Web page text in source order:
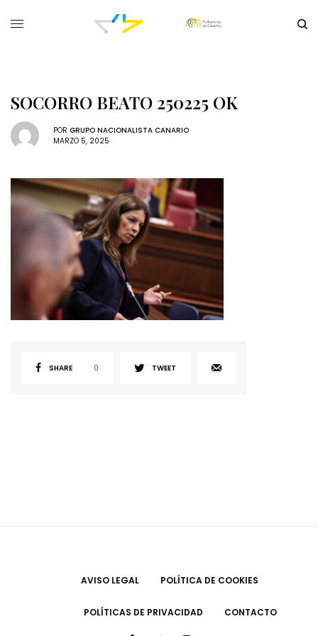
SOCORRO BEATO 250225 OK
POR GRUPO NACIONALISTA CANARIO
MARZO 5, 2025
SHARE 0 TWEET
AVISO LEGAL POLÍTICA DE COOKIES
POLÍTICAS DE PRIVACIDAD CONTACTO